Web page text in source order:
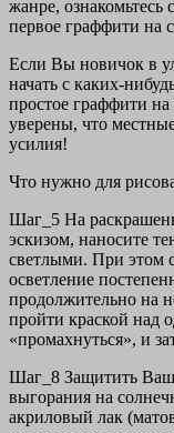
жанре, ознакомьтесь
первое граффити на
Если Вы новичок в
начать с каких-
простое граффити
уверены, что
усилия!
Что нужно для
Шаг_5 На
эскизом, наносите
светлыми. При этом
осветление
продолжительно на
пройти краской над
«промахнуться», и
Шаг_8 Защитить
выгорания на
акриловый лак